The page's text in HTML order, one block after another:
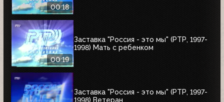
00:18
00:19
Заставка "Россия - это мы" (РТР, 1997-
1998) Мать с ребенком
Заставка "Россия - это мы" (РТР, 1997-
1998) Ветеран